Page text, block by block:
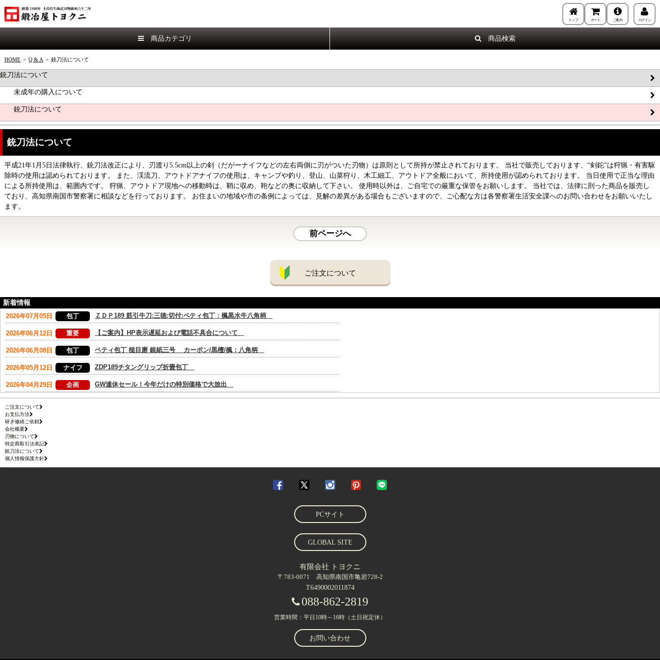
トップ カート ご案内 ログイン
商品カテゴリ 商品検索
HOME > Q & A > 銃刀法について
銃刀法について
未成年の購入について
銃刀法について
銃刀法について
平成21年1月5日法律執行、銃刀法改正により、刃渡り5.5cm以上の剣（だがーナイフなどの左右両側に刃がついた刃物）は原則として所持が禁止されております。 当社で販売しております、“剣鉈”は狩猟・有害駆
除時の使用は認められております。 また、渓流刀、アウトドアナイフの使用は、キャンプや釣り、登山、山菜狩り、木工細工、アウトドア全般において、所持使用が認められております。 当日使用で正当な理由
による所持使用は、範囲内です。 狩猟、アウトドア現地への移動時は、鞘に収め、鞄などの奥に収納して下さい。 使用時以外は、ご自宅での厳重な保管をお願いします。 当社では、法律に則った商品を販売し
ており、高知県南国市警察署に相談などを行っております。 お住まいの地域や市の条例によっては、見解の差異がある場合もございますので、ご心配な方は各警察署生活安全課へのお問い合わせをお願いいたし
ます。
前ページへ
ご注文について
新着情報
ご注文について
お支払方法
研ぎ修繕ご依頼
会社概要
刃物について
特定商取引法表記
銃刀法について
個人情報保護方針
PCサイト
GLOBAL SITE
有限会社 トヨクニ
〒783-0071 高知県南国市亀岩728-2
T6490002011874
088-862-2819
営業時間：平日10時～16時（土日祝定休）
お問い合わせ